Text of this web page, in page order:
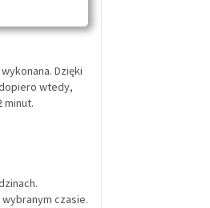
Dzięki
wtedy,
minut.
czasie.